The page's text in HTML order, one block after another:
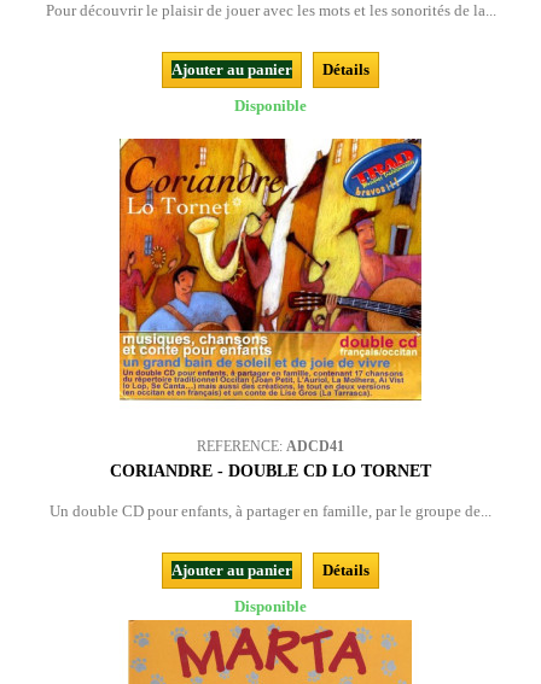
Pour découvrir le plaisir de jouer avec les mots et les sonorités de la...
Ajouter au panier
Détails
Disponible
REFERENCE: ADCD41
CORIANDRE - DOUBLE CD LO TORNET
Un double CD pour enfants, à partager en famille, par le groupe de...
Ajouter au panier
Détails
Disponible